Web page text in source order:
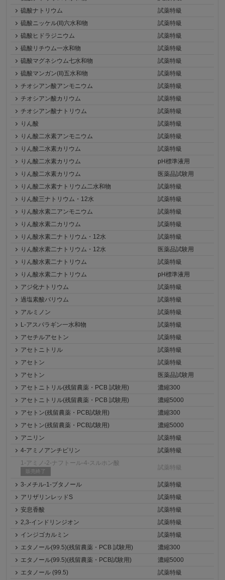
硫酸ナトリウム
試薬特級
硫酸ニッケル(II)六水和物
試薬特級
硫酸ヒドラジニウム
試薬特級
硫酸リチウム一水和物
試薬特級
硫酸マグネシウム七水和物
試薬特級
硫酸マンガン(II)五水和物
試薬特級
チオシアン酸アンモニウム
試薬特級
チオシアン酸カリウム
試薬特級
チオシアン酸ナトリウム
試薬特級
りん酸
試薬特級
りん酸二水素アンモニウム
試薬特級
りん酸二水素カリウム
試薬特級
りん酸二水素カリウム
pH標準液用
りん酸二水素カリウム
医薬品試験用
りん酸二水素ナトリウム二水和物
試薬特級
りん酸三ナトリウム・12水
試薬特級
りん酸水素二アンモニウム
試薬特級
りん酸水素二カリウム
試薬特級
りん酸水素二ナトリウム・12水
試薬特級
りん酸水素二ナトリウム・12水
医薬品試験用
りん酸水素二ナトリウム
試薬特級
りん酸水素二ナトリウム
pH標準液用
アジ化ナトリウム
試薬特級
過塩素酸バリウム
試薬特級
アルミノン
試薬特級
L-アスパラギン一水和物
試薬特級
アセチルアセトン
試薬特級
アセトニトリル
試薬特級
アセトン
試薬特級
アセトン
医薬品試験用
アセトニトリル(残留農薬・PCB 試験用)
濃縮300
アセトニトリル(残留農薬・PCB 試験用)
濃縮5000
アセトン(残留農薬・PCB試験用)
濃縮300
アセトン(残留農薬・PCB試験用)
濃縮5000
アニリン
試薬特級
4-アミノアンチピリン
試薬特級
1-アミノ-2-ナフトール-4-スルホン酸
販売終了
試薬特級
3-メチル-1-ブタノール
試薬特級
アリザリンレッドS
試薬特級
安息香酸
試薬特級
2,3-インドリンジオン
試薬特級
インジゴカルミン
試薬特級
エタノール(99.5)(残留農薬・PCB 試験用)
濃縮300
エタノール(99.5)(残留農薬・PCB試験用)
濃縮5000
エタノール (99.5)
試薬特級